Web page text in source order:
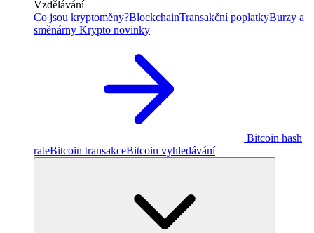
Vzdělávání
Co jsou kryptoměny?BlockchainTransakční poplatkyBurzy a
směnárny Krypto novinky
Bitcoin hash
rateBitcoin transakceBitcoin vyhledávání